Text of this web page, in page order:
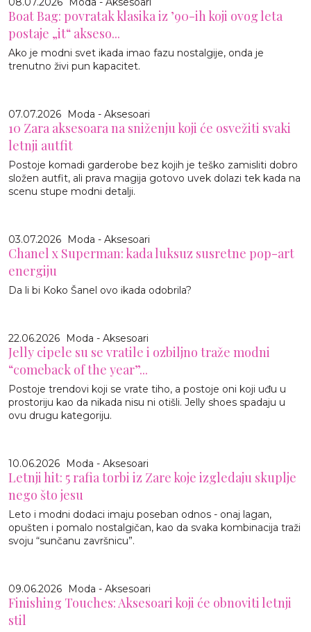
Boat Bag: povratak klasika iz ’90-ih koji ovog leta
postaje „it“ akseso...
Ako je modni svet ikada imao fazu nostalgije, onda je
trenutno živi pun kapacitet.
07.07.2026 Moda - Aksesoari
10 Zara aksesoara na sniženju koji će osvežiti svaki
letnji autfit
Postoje komadi garderobe bez kojih je teško zamisliti dobro
složen autfit, ali prava magija gotovo uvek dolazi tek kada na
scenu stupe modni detalji.
03.07.2026 Moda - Aksesoari
Chanel x Superman: kada luksuz susretne pop-art
energiju
Da li bi Koko Šanel ovo ikada odobrila?
22.06.2026 Moda - Aksesoari
Jelly cipele su se vratile i ozbiljno traže modni
“comeback of the year”...
Postoje trendovi koji se vrate tiho, a postoje oni koji uđu u
prostoriju kao da nikada nisu ni otišli. Jelly shoes spadaju u
ovu drugu kategoriju.
10.06.2026 Moda - Aksesoari
Letnji hit: 5 rafia torbi iz Zare koje izgledaju skuplje
nego što jesu
Leto i modni dodaci imaju poseban odnos - onaj lagan,
opušten i pomalo nostalgičan, kao da svaka kombinacija traži
svoju “sunčanu završnicu”.
09.06.2026 Moda - Aksesoari
Finishing Touches: Aksesoari koji će obnoviti letnji
stil